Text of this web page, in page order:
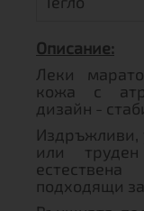
Описание:
Леки
кожа с
дизайн -
Издръжливи,
или труден
подходящи